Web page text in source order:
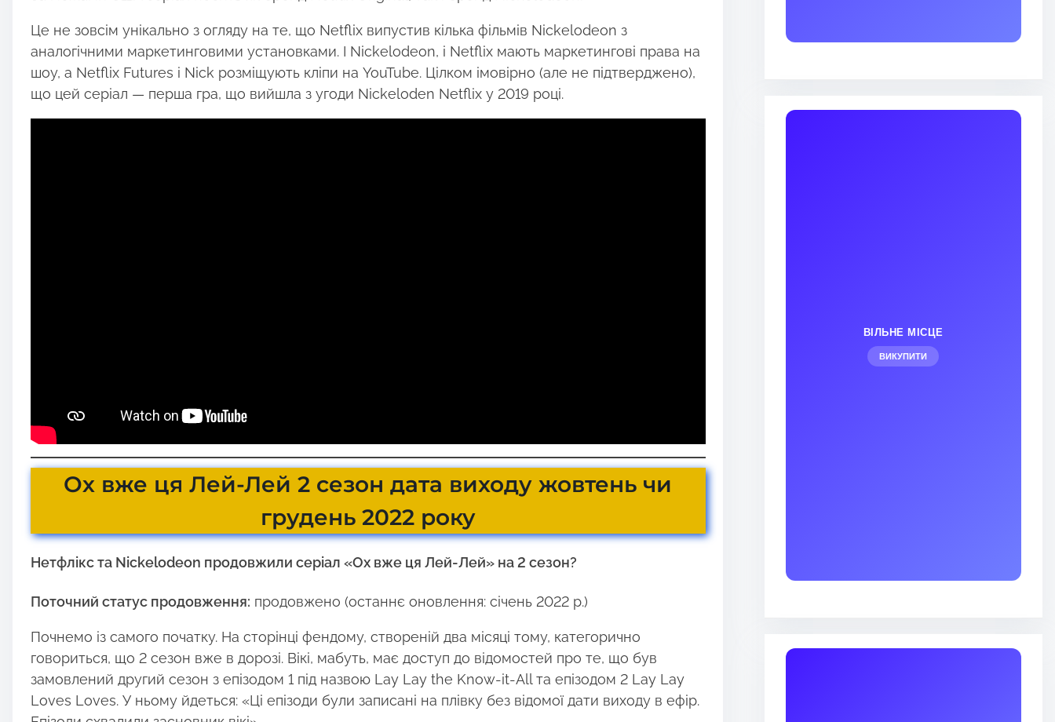
Це не зовсім унікально з огляду на те, що Netflix випустив кілька фільмів Nickelodeon з
аналогічними маркетинговими установками. І Nickelodeon, і Netflix мають маркетингові права на
шоу, а Netflix Futures і Nick розміщують кліпи на YouTube. Цілком імовірно (але не підтверджено),
що цей серіал — перша гра, що вийшла з угоди Nickeloden Netflix у 2019 році.
Ох вже ця Лей-Лей 2 сезон дата виходу жовтень чи
грудень 2022 року
Нетфлікс та Nickelodeon продовжили серіал «Ох вже ця Лей-Лей» на 2 сезон?
Поточний статус продовження: продовжено (останнє оновлення: січень 2022 р.)
Почнемо із самого початку. На сторінці фендому, створеній два місяці тому, категорично
говориться, що 2 сезон вже в дорозі. Вікі, мабуть, має доступ до відомостей про те, що був
замовлений другий сезон з епізодом 1 під назвою Lay Lay the Know-it-All та епізодом 2 Lay Lay
Loves Loves. У ньому йдеться: «Ці епізоди були записані на плівку без відомої дати виходу в ефір.
ВІЛЬНЕ МІСЦЕ
ВИКУПИТИ